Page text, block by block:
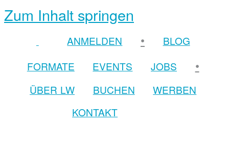
Zum Inhalt springen
ANMELDEN •
BLOG
FORMATE
EVENTS JOBS •
ÜBER LW BUCHEN
WERBEN
KONTAKT